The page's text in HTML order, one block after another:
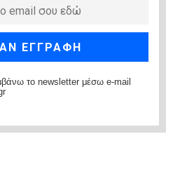
το newsletter μέσω e-mail